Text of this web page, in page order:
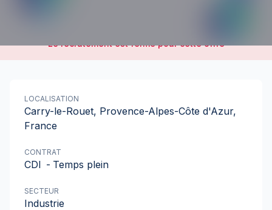
Le recrutement est fermé pour cette offre
LOCALISATION
Carry-le-Rouet, Provence-Alpes-Côte d'Azur,
France
CONTRAT
CDI - Temps plein
SECTEUR
Industrie